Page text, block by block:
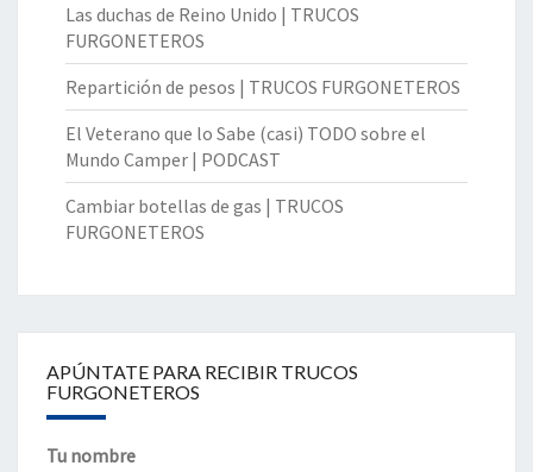
Las duchas de Reino Unido | TRUCOS
FURGONETEROS
Repartición de pesos | TRUCOS FURGONETEROS
El Veterano que lo Sabe (casi) TODO sobre el
Mundo Camper | PODCAST
Cambiar botellas de gas | TRUCOS
FURGONETEROS
APÚNTATE PARA RECIBIR TRUCOS
FURGONETEROS
Tu nombre